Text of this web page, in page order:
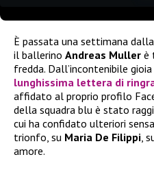
È passata una settimana
il ballerino Andreas Muller è
fredda. Dall’incontenibile
lunghissima lettera di
affidato al proprio profilo
della squadra blu è stato
cui ha confidato ulteriori
trionfo, su Maria De Filippi ,
amore.